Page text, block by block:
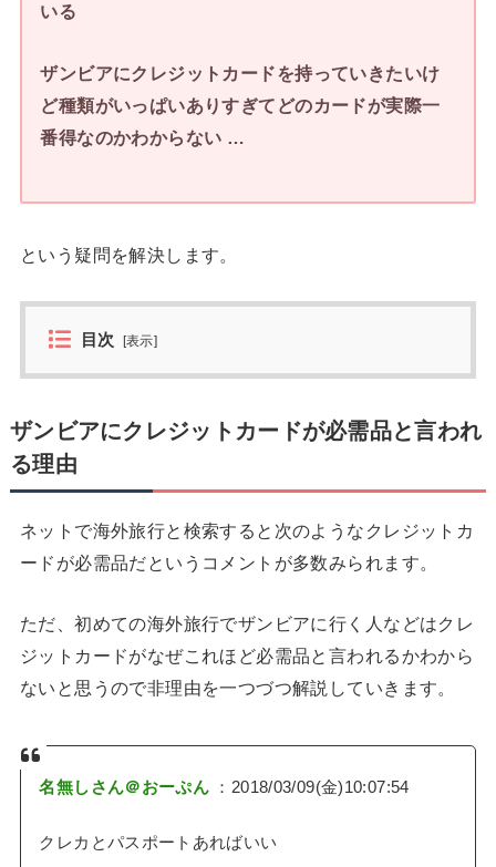
いる
ザンビアにクレジットカードを持っていきたいけ
ど種類がいっぱいありすぎてどのカードが実際一
番得なのかわからない …
という疑問を解決します。
目次 [表示]
ザンビアにクレジットカードが必需品と言われ
る理由
ネットで海外旅行と検索すると次のようなクレジットカ
ードが必需品だというコメントが多数みられます。
ただ、初めての海外旅行でザンビアに行く人などはクレ
ジットカードがなぜこれほど必需品と言われるかわから
ないと思うので非理由を一つづつ解説していきます。
名無しさん＠おーぷん ：2018/03/09(金)10:07:54
クレカとパスポートあればいい